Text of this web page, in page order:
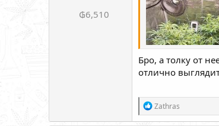
₲6,510
Бро, а толку от
отлично
Р
е
а
Zathras